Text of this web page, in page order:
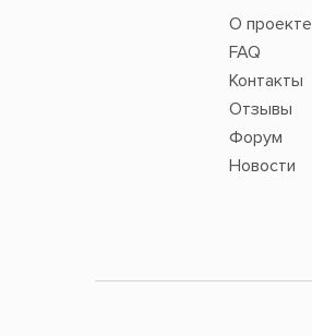
О проекте
FAQ
Контакты
Отзывы
Форум
Новости